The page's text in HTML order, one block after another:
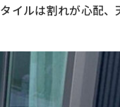
イルは割れが心配